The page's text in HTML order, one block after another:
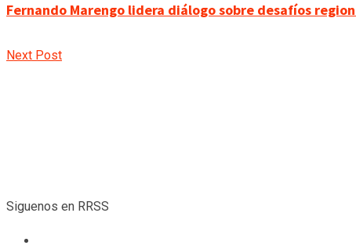
Fernando Marengo lidera diálogo sobre desafíos
Next Post
Siguenos en RRSS